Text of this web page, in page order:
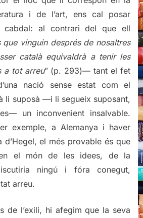
i de l’art, ens cal posar
al contrari del que ell
que vinguin després de nosaltres
català equivaldrà a tenir les
a tot arreu” (p. 293)— tant el fet
nació sense estat com el
li suposà —i li segueix suposant,
un inconvenient insalvable.
exemple, a Alemanya i haver
d’Hegel, el més provable és que
el món de les idees, de la
ningú i fóra conegut,
arreu.
de l’exili, hi afegim que la seva